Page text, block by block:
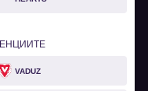
VADUZ